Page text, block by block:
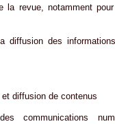
la revue, notamment
des
diffusion de contenus
communications